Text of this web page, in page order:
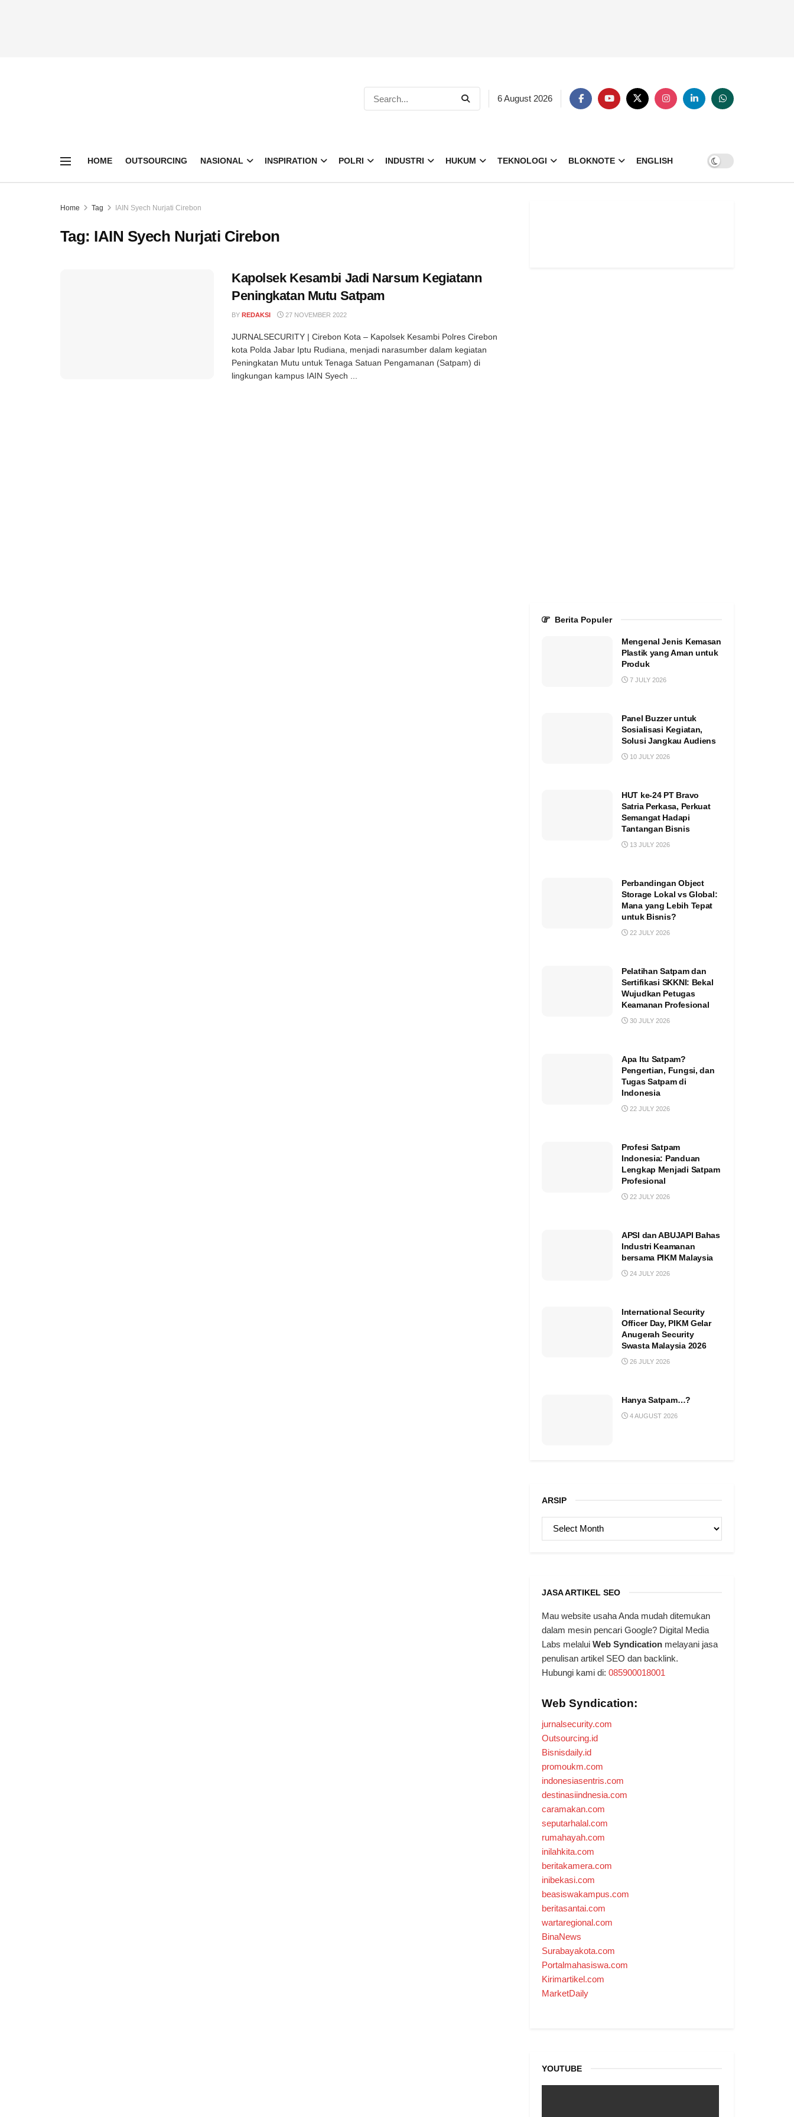
6 August 2026
HOME OUTSOURCING NASIONAL INSPIRATION POLRI INDUSTRI HUKUM TEKNOLOGI BLOKNOTE ENGLISH
Home Tag IAIN Syech Nurjati Cirebon
Tag: IAIN Syech Nurjati Cirebon
Kapolsek Kesambi Jadi Narsum Kegiatann
Peningkatan Mutu Satpam
BY REDAKSI 27 NOVEMBER 2022
JURNALSECURITY | Cirebon Kota – Kapolsek Kesambi Polres Cirebon
kota Polda Jabar Iptu Rudiana, menjadi narasumber dalam kegiatan
Peningkatan Mutu untuk Tenaga Satuan Pengamanan (Satpam) di
lingkungan kampus IAIN Syech ...
Berita Populer
Mengenal Jenis Kemasan
Plastik yang Aman untuk
Produk
7 JULY 2026
Panel Buzzer untuk
Sosialisasi Kegiatan,
Solusi Jangkau Audiens
10 JULY 2026
HUT ke-24 PT Bravo
Satria Perkasa, Perkuat
Semangat Hadapi
Tantangan Bisnis
13 JULY 2026
Perbandingan Object
Storage Lokal vs Global:
Mana yang Lebih Tepat
untuk Bisnis?
22 JULY 2026
Pelatihan Satpam dan
Sertifikasi SKKNI: Bekal
Wujudkan Petugas
Keamanan Profesional
30 JULY 2026
Apa Itu Satpam?
Pengertian, Fungsi, dan
Tugas Satpam di
Indonesia
22 JULY 2026
Profesi Satpam
Indonesia: Panduan
Lengkap Menjadi Satpam
Profesional
22 JULY 2026
APSI dan ABUJAPI Bahas
Industri Keamanan
bersama PIKM Malaysia
24 JULY 2026
International Security
Officer Day, PIKM Gelar
Anugerah Security
Swasta Malaysia 2026
26 JULY 2026
Hanya Satpam…?
4 AUGUST 2026
ARSIP
ARSIP
JASA ARTIKEL SEO
Mau website usaha Anda mudah ditemukan
dalam mesin pencari Google? Digital Media
Labs melalui Web Syndication melayani jasa
penulisan artikel SEO dan backlink.
Hubungi kami di: 085900018001
Web Syndication:
jurnalsecurity.com
Outsourcing.id
Bisnisdaily.id
promoukm.com
indonesiasentris.com
destinasiindnesia.com
caramakan.com
seputarhalal.com
rumahayah.com
inilahkita.com
beritakamera.com
inibekasi.com
beasiswakampus.com
beritasantai.com
wartaregional.com
BinaNews
Surabayakota.com
Portalmahasiswa.com
Kirimartikel.com
MarketDaily
YOUTUBE